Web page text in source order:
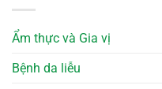
Ẩm thực và Gia vị
Bệnh da liễu